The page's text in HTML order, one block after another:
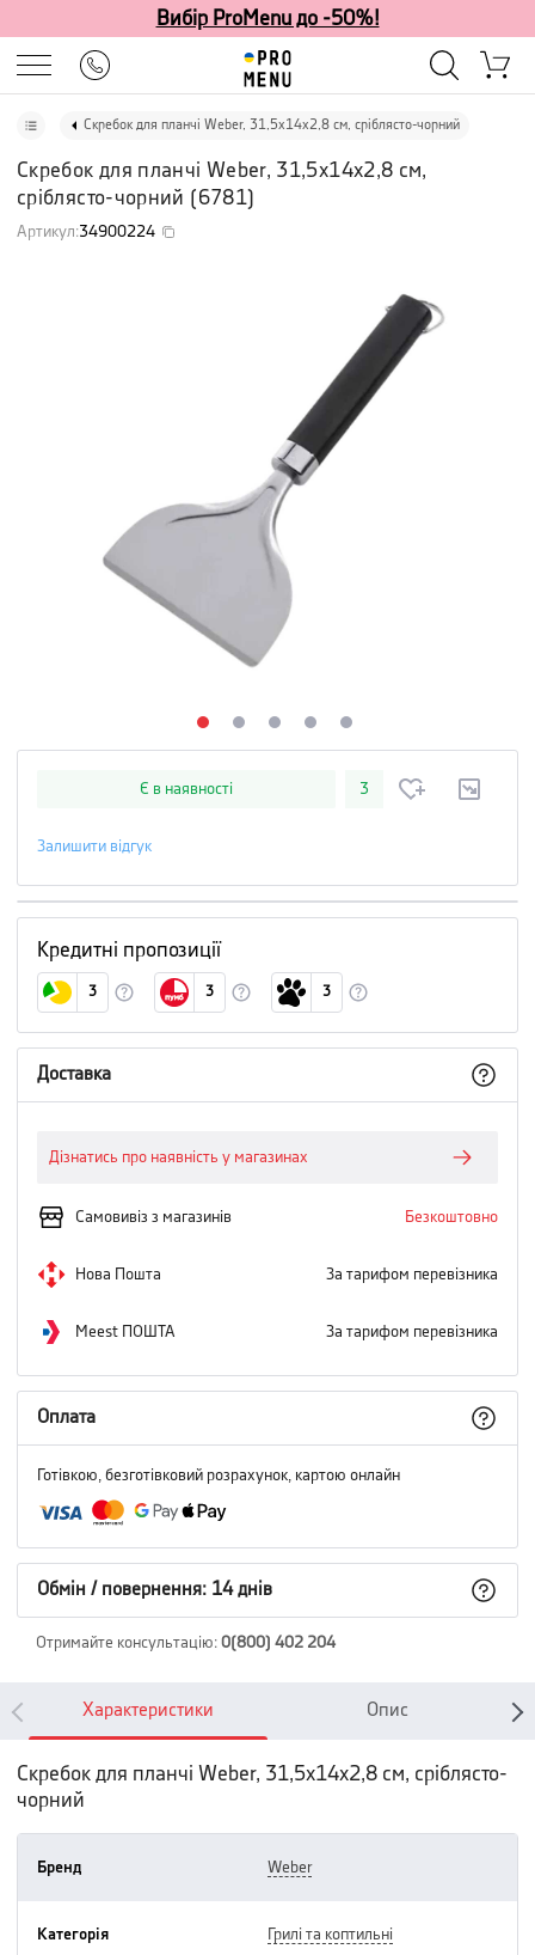
Вибір ProMenu до -50%!
Скребок для планчі Weber, 31,5х14х2,8 см, сріблясто-чорний
Скребок для планчі Weber, 31,5х14х2,8 см,
сріблясто-чорний (6781)
Артикул:34900224
Є в наявності 3
Залишити відгук
Кредитні пропозиції
3 3 3
Доставка
Дізнатись про наявність у магазинах
Самовивіз з магазинів Безкоштовно
Нова Пошта За тарифом перевізника
Meest ПОШТА За тарифом перевізника
Оплата
Готівкою, безготівковий розрахунок, картою онлайн
Обмін / повернення: 14 днів
Отримайте консультацію: 0(800) 402 204
Характеристики Опис
Скребок для планчі Weber, 31,5х14х2,8 см, сріблясто-
чорний
Бренд weber
Категорія грилі та коптильні